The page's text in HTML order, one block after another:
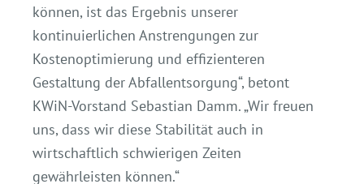
können, ist das Ergebnis unserer
kontinuierlichen Anstrengungen zur
Kostenoptimierung und effizienteren
Gestaltung der Abfallentsorgung“, betont
KWiN-Vorstand Sebastian Damm. „Wir freuen
uns, dass wir diese Stabilität auch in
wirtschaftlich schwierigen Zeiten
gewährleisten können.“